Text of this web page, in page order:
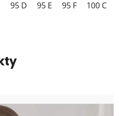
95 D 95 E 95 F 100 C